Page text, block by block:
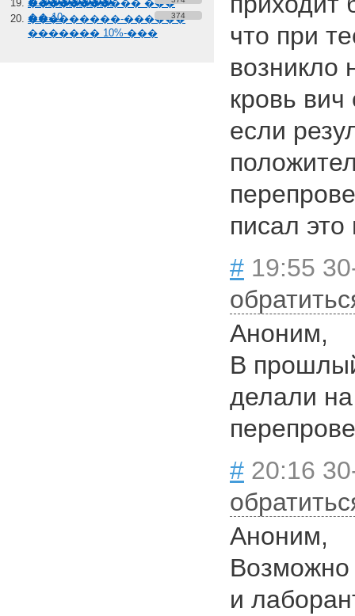
����������� ���
��-10
���������-������
������� 10%-���
374
что при
возникло
кровь
если
писал это
# 19:55
Аноним,
В
делали
# 20:16
Аноним,
и